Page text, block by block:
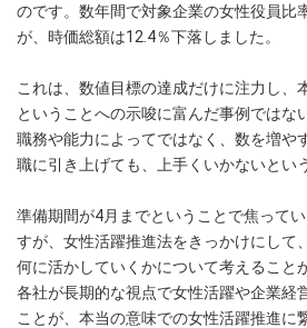
のです。数年間で対象企業の女性役員比
が、時価総額は12.4％下落しました。
これは、数値目標の達成だけに注力し、
ということへの示唆に富んだ事例ではな
職務や能力によってではなく、数を増や
職に引き上げても、上手くいかないとい
準備期間が4月までということで焦って
すが、女性活躍推進法をきっかけにして
何に活かしていくかについて考えること
各社が長期的な視点で女性活躍や企業経
ことが、本当の意味での女性活躍推進に